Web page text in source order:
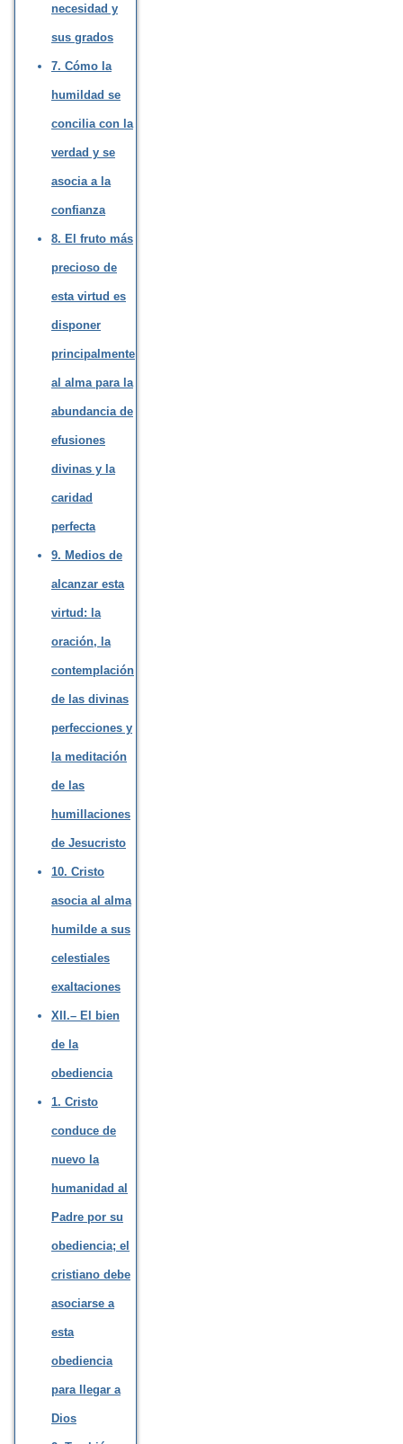
necesidad y
sus grados
7. Cómo la
humildad se
concilia con la
verdad y se
asocia a la
confianza
8. El fruto más
precioso de
esta virtud es
disponer
principalmente
al alma para la
abundancia de
efusiones
divinas y la
caridad
perfecta
9. Medios de
alcanzar esta
virtud: la
oración, la
contemplación
de las divinas
perfecciones y
la meditación
de las
humillaciones
de Jesucristo
10. Cristo
asocia al alma
humilde a sus
celestiales
exaltaciones
XII.– El bien
de la
obediencia
1. Cristo
conduce de
nuevo la
humanidad al
Padre por su
obediencia; el
cristiano debe
asociarse a
esta
obediencia
para llegar a
Dios